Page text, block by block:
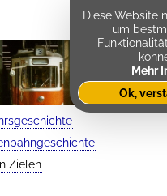
Zielen
Diese Website
um
Mehr
Ok,